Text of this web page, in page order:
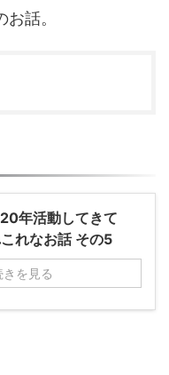
話。
年活動してきて
れなお話 その5
きを見る